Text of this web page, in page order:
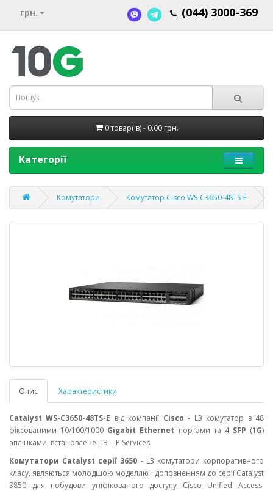
грн. (044) 3000-369
0 товар(ів) - 0.00 грн.
Категорії
Комутатори Комутатор Cisco WS-C3650-48TS-E
Опис Характеристики
Catalyst WS-C3650-48TS-E від компанії Cisco - L3 комутатор з 48
фіксованими 10/100/1000 Gigabit Ethernet портами та 4 SFP (1G)
аплінками, встановлене ПЗ - IP Services.
Комутатори Catalyst серії 3650 - L3 комутатори корпоративного
класу, являються молодшою ​​моделлю і доповненням до серії Catalyst
3850 для побудови уніфікованого доступу Cisco Unified Access.